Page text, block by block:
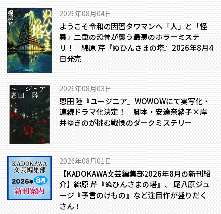
2026年08月04日
ようこそ令和の因習タワマンへ――「人」と「怪
異」二重の恐怖が襲う最悪のホラーミステ
リ！ 綿原 芹『ぬひんさまの塔』2026年8月4
日発売
2026年08月03日
恩田 陸『ユージニア』WOWOWにて実写化・
連続ドラマ化決定！ 脚本・安達奈緒子×岸
井ゆきのが挑む戦慄のダークミステリー
2026年08月01日
【KADOKAWA文芸編集部2026年8月の新刊紹
介】綿原 芹『ぬひんさまの塔』、 尾八原ジュ
ージ『予言のけもの』など注目作が盛りだく
さん！